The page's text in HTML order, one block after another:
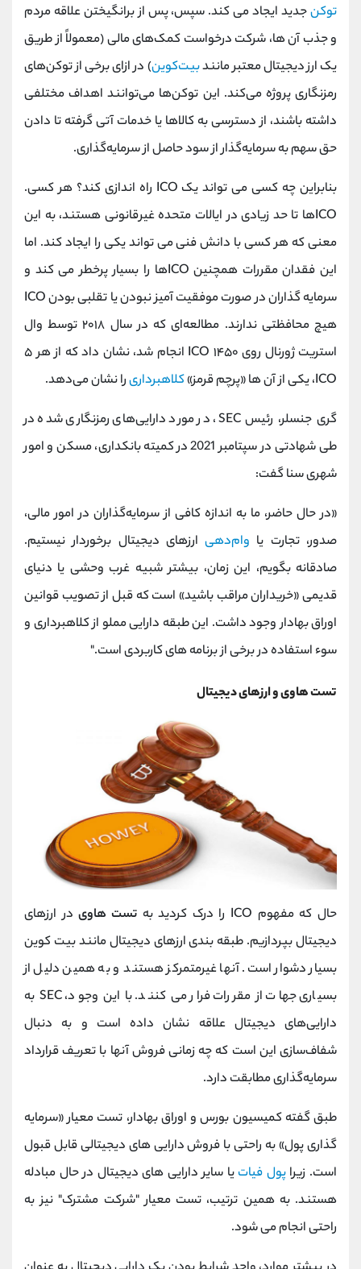
توکنجدید ایجاد می کند. سپس، پس از برانگیختن علاقه مردم
و جذب آن ها، شرکت درخواست کمک‌های مالی (معمولاً از طریق
یک ارز دیجیتال معتبر مانندبیت‌کوین) در ازای برخی از توکن‌های
رمزنگاری پروژه می‌کند. این توکن‌ها می‌توانند اهداف مختلفی
داشته باشند، از دسترسی به کالاها یا خدمات آتی گرفته تا دادن
حق سهم به سرمایه‌گذار از سود حاصل از سرمایه‌گذاری.
بنابراین چه کسی می تواند یک ICO راه اندازی کند؟ هر کسی.
ICOها تا حد زیادی در ایالات متحده غیرقانونی هستند، به این
معنی که هر کسی با دانش فنی می تواند یکی را ایجاد کند. اما
این فقدان مقررات همچنین ICOها را بسیار پرخطر می کند و
سرمایه گذاران در صورت موفقیت آمیز نبودن یا تقلبی بودن ICO
هیچ محافظتی ندارند. مطالعه‌ای که در سال ۲۰۱۸ توسط وال
استریت ژورنال روی ۱۴۵۰ ICO انجام شد، نشان داد که از هر ۵
ICO، یکی از آن ها «پرچم قرمز»
کلاهبرداریرا نشان می‌دهد.
گری جنسلر، رئیس SEC، در مورد دارایی‌های رمزنگاری شده در
طی شهادتی در سپتامبر 2021 در کمیته بانکداری، مسکن و امور
شهری سنا گفت:
«در حال حاضر، ما به اندازه کافی از سرمایه‌گذاران در امور مالی،
صدور، تجارت یا وام‌دهیارزهای دیجیتال برخوردار نیستیم.
صادقانه بگویم، این زمان، بیشتر شبیه غرب وحشی یا دنیای
قدیمی «خریداران مراقب باشید» است که قبل از تصویب قوانین
اوراق بهادار وجود داشت. این طبقه دارایی مملو از کلاهبرداری و
سوء استفاده در برخی از برنامه های کاربردی است."
تست هاوی و ارزهای دیجیتال
حال که مفهوم ICO را درک کردید به تست هاویدر ارزهای
دیجیتال بپردازیم. طبقه بندی ارزهای دیجیتال مانند بیت کوین
بسیار دشوار است. آنها غیرمتمرکز هستند و به همین دلیل از
بسیاری جهات از مقررات فرار می کنند. با این وجود، SEC به
دارایی‌های دیجیتال علاقه نشان داده است و به دنبال
شفاف‌سازی این است که چه زمانی فروش آنها با تعریف قرارداد
سرمایه‌گذاری مطابقت دارد.
طبق گفته کمیسیون بورس و اوراق بهادار، تست معیار «سرمایه
گذاری پول» به راحتی با فروش دارایی های دیجیتالی قابل قبول
است. زیراپول فیات یا سایر دارایی های دیجیتال در حال مبادله
هستند. به همین ترتیب، تست معیار "شرکت مشترک" نیز به
راحتی انجام می شود.